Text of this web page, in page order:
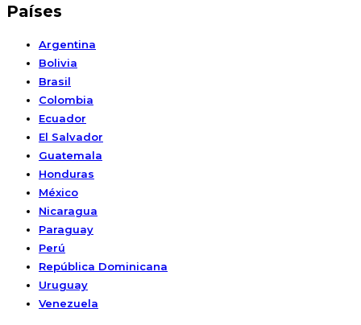
Países
Argentina
Bolivia
Brasil
Colombia
Ecuador
El Salvador
Guatemala
Honduras
México
Nicaragua
Paraguay
Perú
República Dominicana
Uruguay
Venezuela